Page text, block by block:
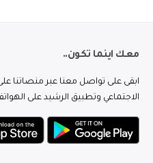
معك اينما تكون..
ابقى على تواصل معنا عبر منصاتنا
الاجتماعي وتطبيق الرشيد على